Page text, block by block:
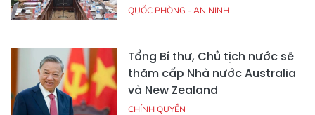
QUỐC PHÒNG - AN NINH
Tổng Bí thư, Chủ tịch nước sẽ
thăm cấp Nhà nước Australia
và New Zealand
CHÍNH QUYỀN